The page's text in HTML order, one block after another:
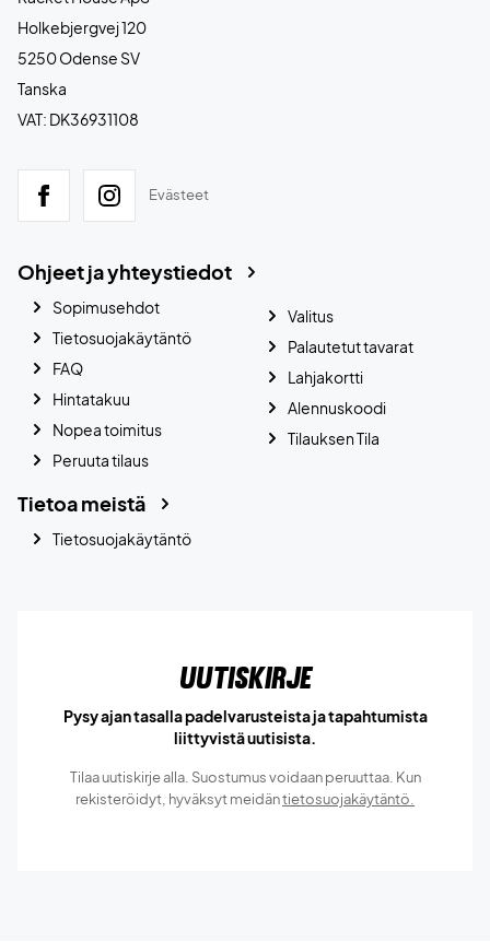
Holkebjergvej 120
5250 Odense SV
Tanska
VAT: DK36931108
Evästeet
Ohjeet ja yhteystiedot
Sopimusehdot
Tietosuojakäytäntö
FAQ
Hintatakuu
Nopea toimitus
Peruuta tilaus
Valitus
Palautetut tavarat
Lahjakortti
Alennuskoodi
Tilauksen Tila
Tietoa meistä
Tietosuojakäytäntö
Uutiskirje
Pysy ajan tasalla padelvarusteista ja tapahtumista
liittyvistä uutisista.
Tilaa uutiskirje alla. Suostumus voidaan peruuttaa. Kun
rekisteröidyt, hyväksyt meidäntietosuojakäytäntö.